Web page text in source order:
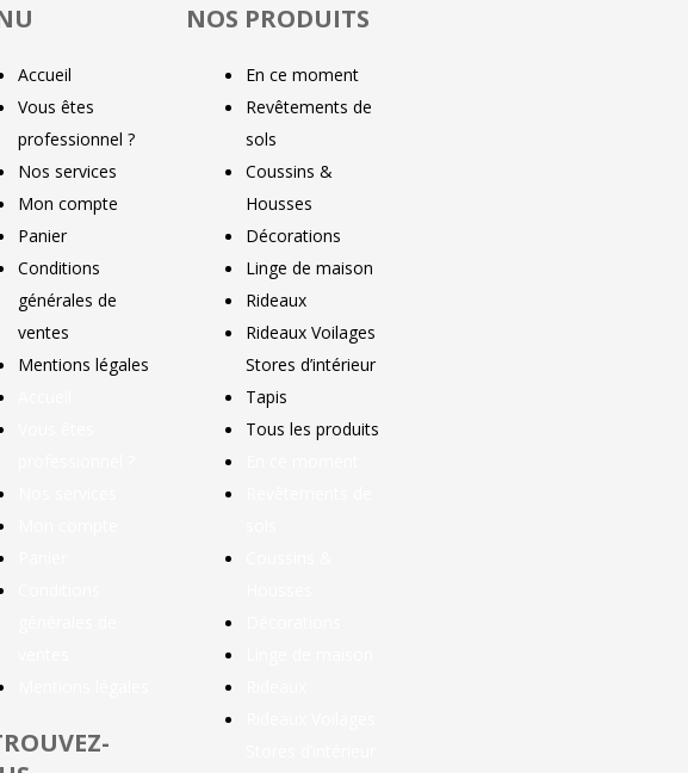
Accueil
Vous êtes
professionnel ?
Nos services
Mon compte
Panier
Conditions
générales de
ventes
Mentions légales
NOS PRODUITS
En ce moment
Revêtements de
sols
Coussins &
Housses
Décorations
Linge de maison
Rideaux
Rideaux Voilages
Stores d’intérieur
Tapis
Tous les produits